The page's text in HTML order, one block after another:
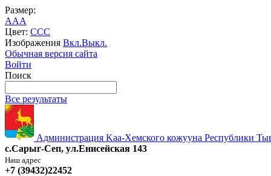
Размер:
AAA
Цвет: CCC
Изображения Вкл.Выкл.
Обычная версия сайта
Войти
Поиск
Все результаты
Администрация Kaa-Хемского кожууна Республики
с.Сарыг-Сеп, ул.Енисейская 143
Наш адрес
+7 (39432)22452